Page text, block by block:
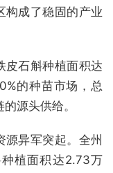
构成了稳固的产业
皮石斛种植面积达
的种苗市场，总
源头供给。
异军突起。全州
植面积达2.73万